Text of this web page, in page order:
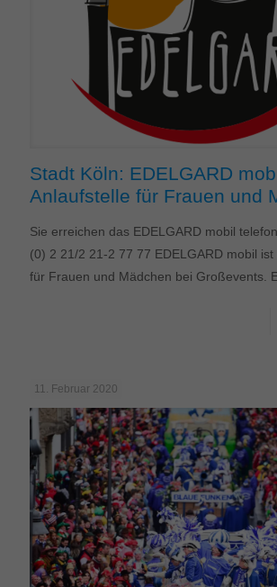
Stadt Köln: EDELGARD
Anlaufstelle für Frauen und
Sie erreichen das EDELGARD mobil
(0) 2 21/2 21-2 77 77 EDELGARD mobil ist
für Frauen und Mädchen bei Großevents.
11. Februar 2020